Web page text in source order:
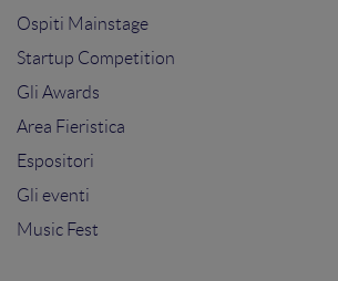
Ospiti Mainstage
Startup Competition
Gli Awards
Area Fieristica
Espositori
Gli eventi
Music Fest